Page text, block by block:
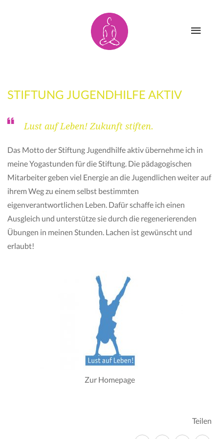
ÜBER MICH
AKTUELLES
UNTERRICHT
AYURYOGA
PARTNER
KONTAKT
STIFTUNG JUGENDHILFE AKTIV
Lust auf Leben! Zukunft stiften.
Das Motto der Stiftung Jugendhilfe aktiv übernehme ich in
meine Yogastunden für die Stiftung. Die pädagogischen
Mitarbeiter geben viel Energie an die Jugendlichen weiter auf
ihrem Weg zu einem selbst bestimmten
eigenverantwortlichen Leben. Dafür schaffe ich einen
Ausgleich und unterstütze sie durch die regenerierenden
Übungen in meinen Stunden. Lachen ist gewünscht und
erlaubt!
Zur Homepage
Teilen